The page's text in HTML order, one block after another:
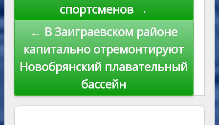
спортсменов →
← В Заиграевском районе
капитально отремонтируют
Новобрянский плавательный
бассейн